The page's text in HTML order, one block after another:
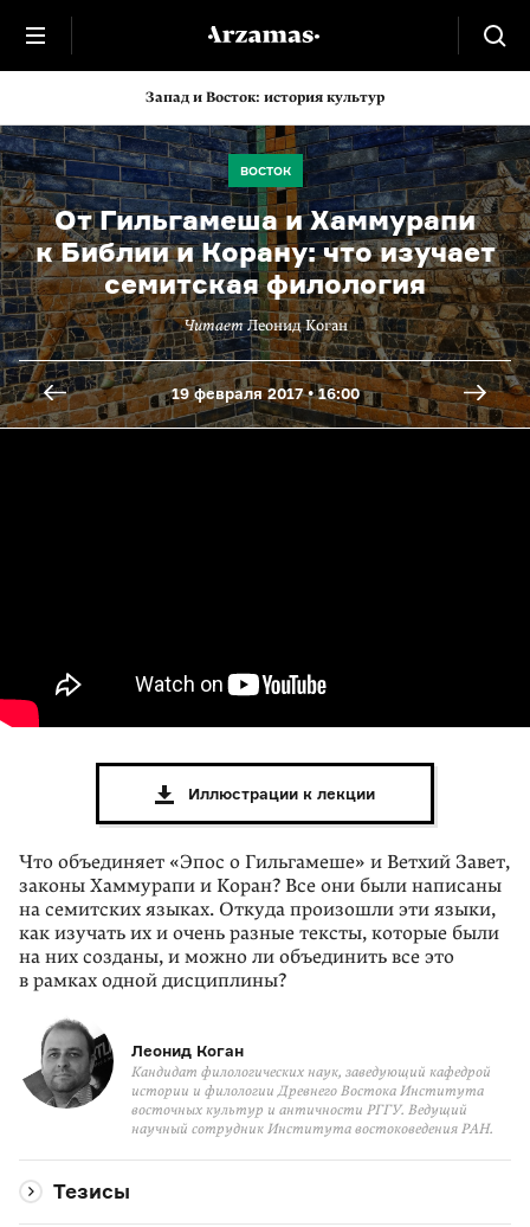
Запад и Восток: история культур
ВОСТОК
От Гильгамеша и Хаммурапи
к Библии и Корану: что изучает
семитская филология
ЧитаетЛеонид Коган
19 февраля 2017 • 16:00
Иллюстрации к лекции
Что объединяет «Эпос о Гильгамеше» и Ветхий Завет,
законы Хаммурапи и Коран? Все они были написаны
на семитских языках. Откуда произошли эти языки,
как изучать их и очень разные тексты, которые были
на них созданы, и можно ли объединить все это
в рамках одной дисциплины?
Леонид Коган
Кандидат филологических наук, заведующий кафедрой
истории и филологии Древнего Востока Института
восточных культур и античности РГГУ. Ведущий
научный сотрудник Института востоковедения РАН.
Тезисы